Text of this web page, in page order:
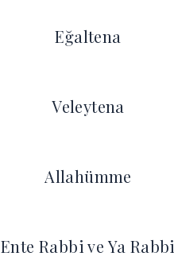
Eğaltena
Veleytena
Allahümme
Ente Rabbi ve Ya Rabbi